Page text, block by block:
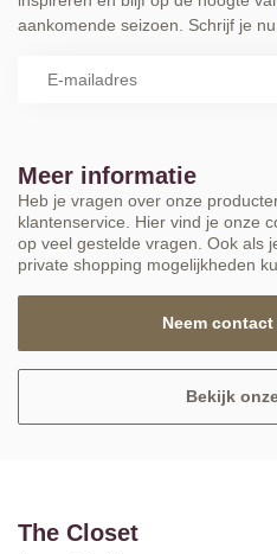
Meer informatie
Heb je vragen over onze
klantenservice. Hier vind je onze
op veel gestelde vragen. Ook als
private shopping mogelijkheden
Neem
Bekijk
aankomende seizoen. Schrijf je
The Closet